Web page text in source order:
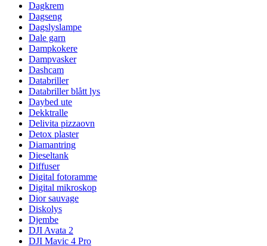
Dagkrem
Dagseng
Dagslyslampe
Dale garn
Dampkokere
Dampvasker
Dashcam
Databriller
Databriller blått lys
Daybed ute
Dekktralle
Delivita pizzaovn
Detox plaster
Diamantring
Dieseltank
Diffuser
Digital fotoramme
Digital mikroskop
Dior sauvage
Diskolys
Djembe
DJI Avata 2
DJI Mavic 4 Pro